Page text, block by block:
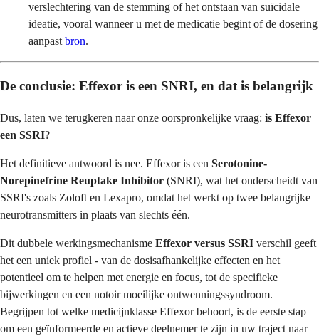
verslechtering van de stemming of het ontstaan van suïcidale
ideatie, vooral wanneer u met de medicatie begint of de dosering
aanpastbron.
De conclusie: Effexor is een SNRI, en dat is belangrijk
Dus, laten we terugkeren naar onze oorspronkelijke vraag: is Effexor
een SSRI?
Het definitieve antwoord is nee. Effexor is een Serotonine-
Norepinefrine Reuptake Inhibitor (SNRI), wat het onderscheidt van
SSRI's zoals Zoloft en Lexapro, omdat het werkt op twee belangrijke
neurotransmitters in plaats van slechts één.
Dit dubbele werkingsmechanisme Effexor versus SSRI verschil geeft
het een uniek profiel - van de dosisafhankelijke effecten en het
potentieel om te helpen met energie en focus, tot de specifieke
bijwerkingen en een notoir moeilijke ontwenningssyndroom.
Begrijpen tot welke medicijnklasse Effexor behoort, is de eerste stap
om een geïnformeerde en actieve deelnemer te zijn in uw traject naar